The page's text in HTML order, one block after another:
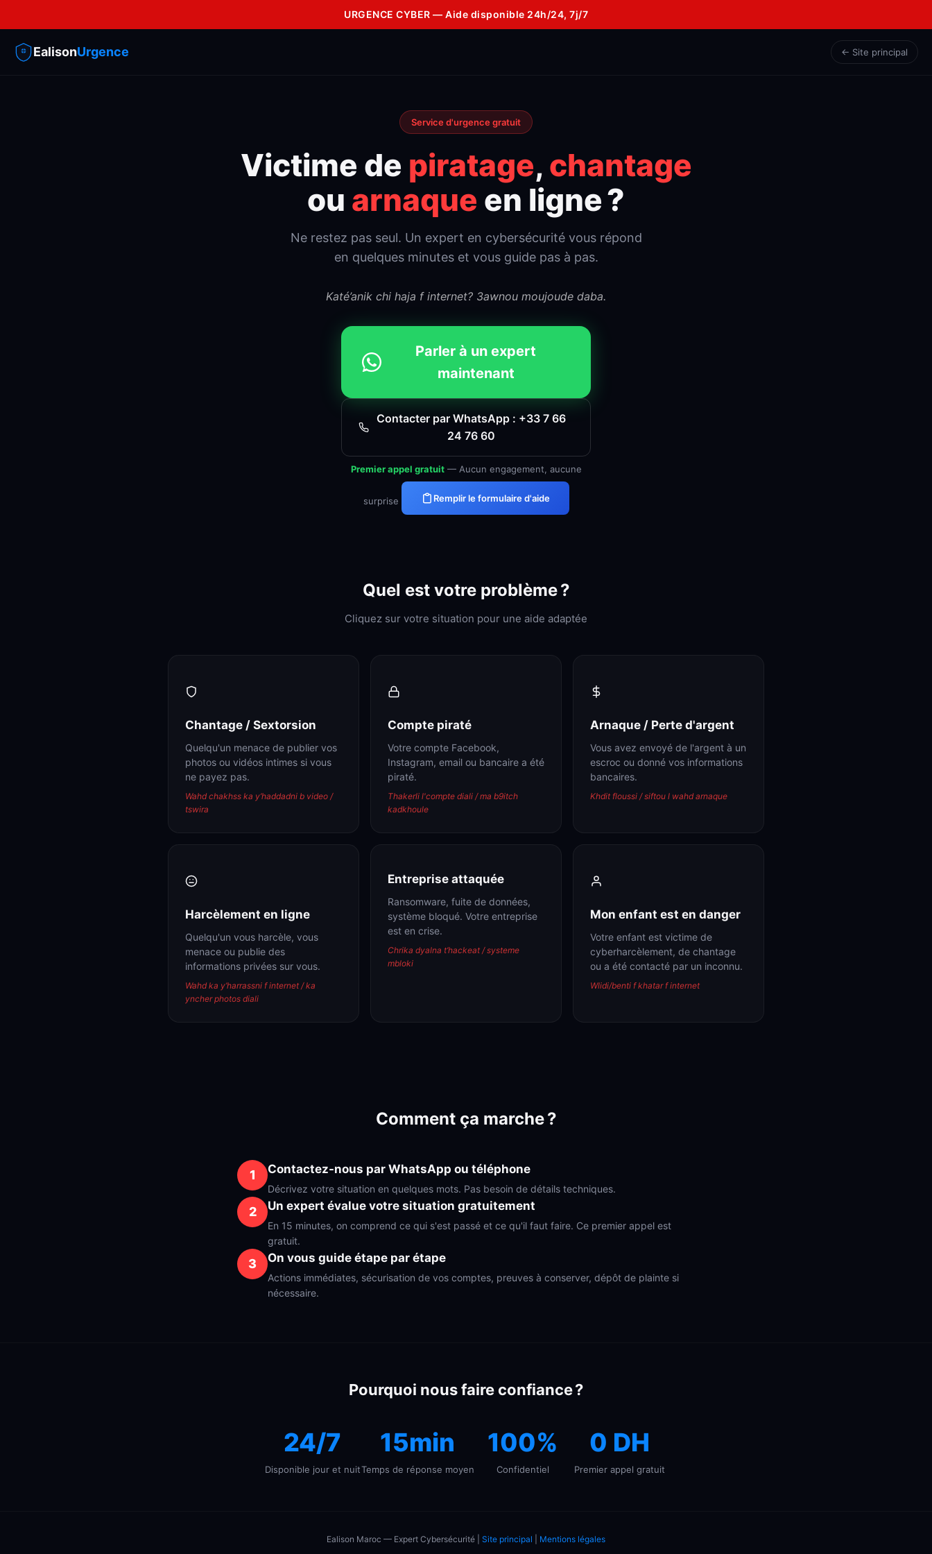
URGENCE CYBER — Aide disponible 24h/24, 7j/7
EalisonUrgence ← Site principal
Service d'urgence gratuit
Victime de piratage, chantage
ou arnaque en ligne ?
Ne restez pas seul. Un expert en cybersécurité vous répond
en quelques minutes et vous guide pas à pas.
Katé’anik chi haja f internet? 3awnou moujoude daba.
Parler à un expert
maintenant
Contacter par WhatsApp : +33 7 66
24 76 60
Premier appel gratuit— Aucun engagement, aucune
surprise Remplir le formulaire d'aide
Quel est votre problème ?
Cliquez sur votre situation pour une aide adaptée
Chantage / Sextorsion
Quelqu'un menace de publier vos
photos ou vidéos intimes si vous
ne payez pas.
Wahd chakhss ka y’haddadni b video /
tswira
Compte piraté
Votre compte Facebook,
Instagram, email ou bancaire a été
piraté.
Thakerli l'compte diali / ma b9itch
kadkhoule
Arnaque / Perte d'argent
Vous avez envoyé de l'argent à un
escroc ou donné vos informations
bancaires.
Khdit floussi / siftou l wahd arnaque
Harcèlement en ligne
Quelqu'un vous harcèle, vous
menace ou publie des
informations privées sur vous.
Wahd ka y’harrassni f internet / ka
yncher photos diali
Entreprise attaquée
Ransomware, fuite de données,
système bloqué. Votre entreprise
est en crise.
Chrika dyalna t’hackeat / systeme
mbloki
Mon enfant est en danger
Votre enfant est victime de
cyberharcèlement, de chantage
ou a été contacté par un inconnu.
Wlidi/benti f khatar f internet
Comment ça marche ?
1 Contactez-nous par WhatsApp ou téléphone
Décrivez votre situation en quelques mots. Pas besoin de détails techniques.
2 Un expert évalue votre situation gratuitement
En 15 minutes, on comprend ce qui s'est passé et ce qu'il faut faire. Ce premier appel est
gratuit.
3 On vous guide étape par étape
Actions immédiates, sécurisation de vos comptes, preuves à conserver, dépôt de plainte si
nécessaire.
Pourquoi nous faire confiance ?
24/7
Disponible jour et nuit
15min
Temps de réponse moyen
100%
Confidentiel
0 DH
Premier appel gratuit
Ealison Maroc — Expert Cybersécurité | Site principal
Mentions légales